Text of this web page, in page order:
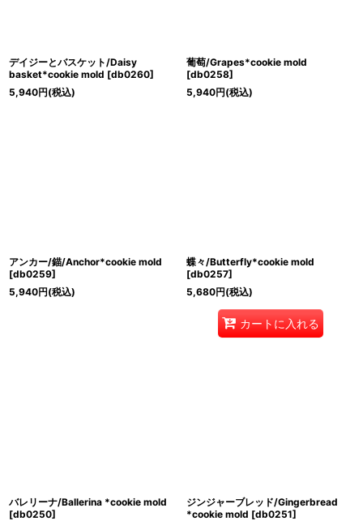
デイジーとバスケット/Daisy
basket*cookie mold [db0260]
5,940円(税込)
葡萄/Grapes*cookie mold
[db0258]
5,940円(税込)
アンカー/錨/Anchor*cookie mold
[db0259]
5,940円(税込)
蝶々/Butterfly*cookie mold
[db0257]
5,680円(税込)
カートに入れる
バレリーナ/Ballerina *cookie mold
[db0250]
ジンジャーブレッド/Gingerbread
*cookie mold [db0251]